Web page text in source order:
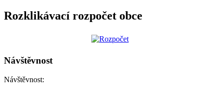
Rozklikávací rozpočet obce
Návštěvnost
Návštěvnost: